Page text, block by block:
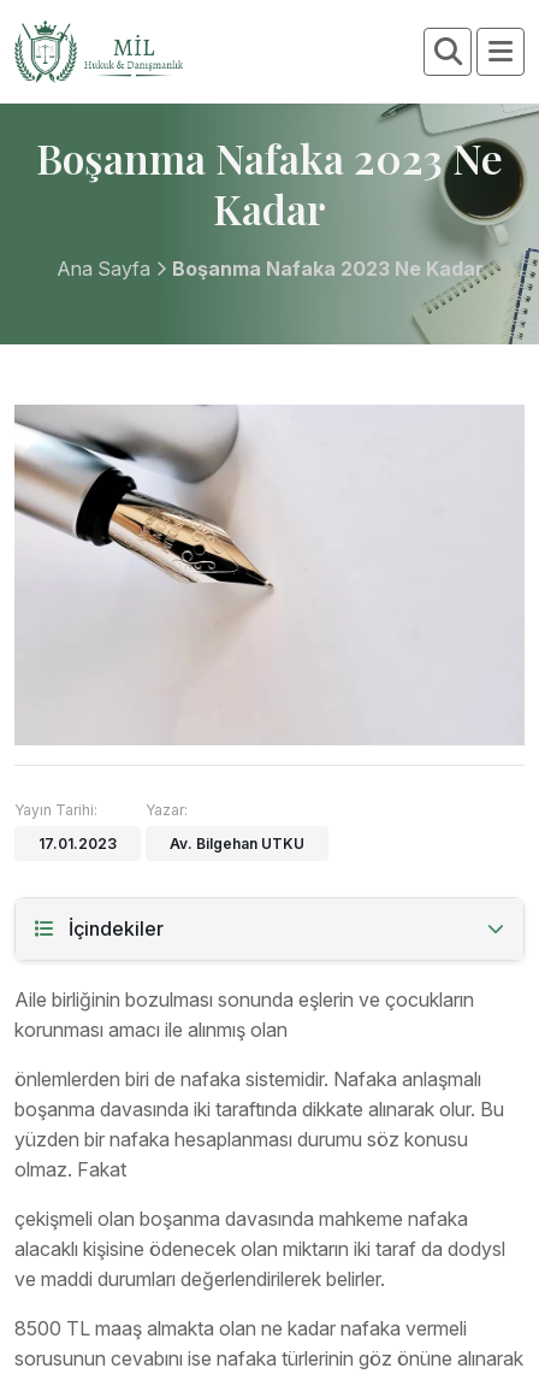
Boşanma Nafaka 2023 Ne
Kadar
Ana Sayfa Boşanma Nafaka 2023 Ne Kadar
Yayın Tarihi:
17.01.2023
Yazar:
Av. Bilgehan UTKU
İçindekiler
Aile birliğinin bozulması sonunda eşlerin ve çocukların
korunması amacı ile alınmış olan
önlemlerden biri de nafaka sistemidir. Nafaka anlaşmalı
boşanma davasında iki taraftında dikkate alınarak olur. Bu
yüzden bir nafaka hesaplanması durumu söz konusu
olmaz. Fakat
çekişmeli olan boşanma davasında mahkeme nafaka
alacaklı kişisine ödenecek olan miktarın iki taraf da dodysl
ve maddi durumları değerlendirilerek belirler.
8500 TL maaş almakta olan ne kadar nafaka vermeli
sorusunun cevabını ise nafaka türlerinin göz önüne alınarak